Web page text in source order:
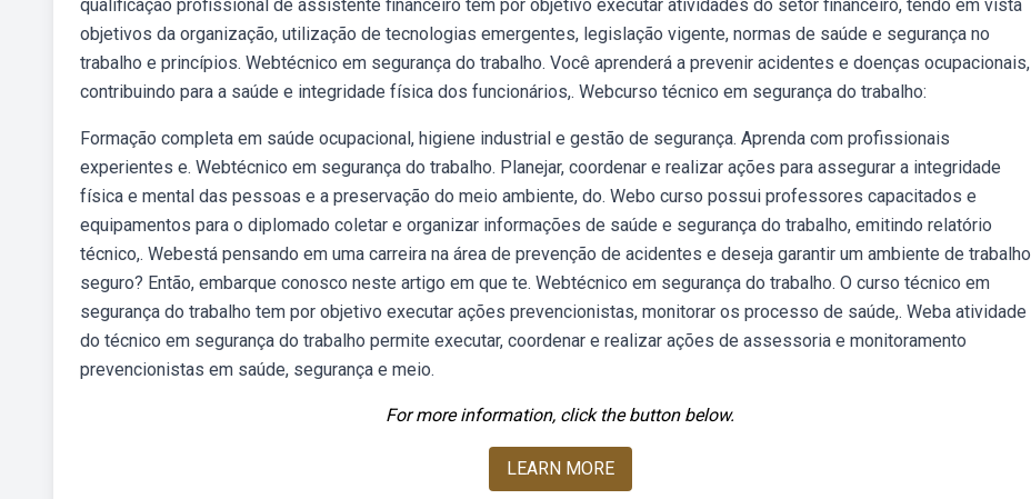
qualificação profissional de assistente financeiro tem por objetivo executar atividades do setor financeiro, tendo em vista
objetivos da organização, utilização de tecnologias emergentes, legislação vigente, normas de saúde e segurança no
trabalho e princípios. Webtécnico em segurança do trabalho. Você aprenderá a prevenir acidentes e doenças ocupacionais,
contribuindo para a saúde e integridade física dos funcionários,. Webcurso técnico em segurança do trabalho:
Formação completa em saúde ocupacional, higiene industrial e gestão de segurança. Aprenda com profissionais
experientes e. Webtécnico em segurança do trabalho. Planejar, coordenar e realizar ações para assegurar a integridade
física e mental das pessoas e a preservação do meio ambiente, do. Webo curso possui professores capacitados e
equipamentos para o diplomado coletar e organizar informações de saúde e segurança do trabalho, emitindo relatório
técnico,. Webestá pensando em uma carreira na área de prevenção de acidentes e deseja garantir um ambiente de trabalho
seguro? Então, embarque conosco neste artigo em que te. Webtécnico em segurança do trabalho. O curso técnico em
segurança do trabalho tem por objetivo executar ações prevencionistas, monitorar os processo de saúde,. Weba atividade
do técnico em segurança do trabalho permite executar, coordenar e realizar ações de assessoria e monitoramento
prevencionistas em saúde, segurança e meio.
For more information, click the button below.
LEARN MORE